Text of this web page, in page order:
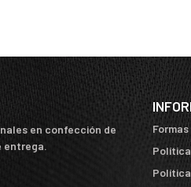
en confección de
entrega.